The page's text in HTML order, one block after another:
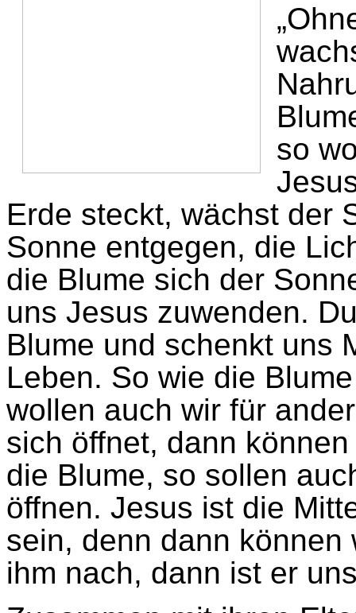
so
Erde steckt, wächst der
Sonne entgegen, die
die Blume sich der
uns Jesus zuwenden.
Blume und schenkt uns
Leben. So wie die
wollen auch wir für
sich öffnet, dann
die Blume, so sollen
öffnen. Jesus ist die
sein, denn dann
ihm nach, dann ist er